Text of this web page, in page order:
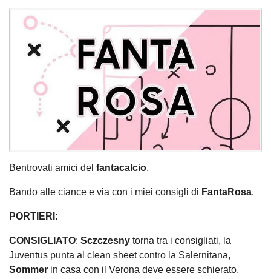
Bentrovati amici del fantacalcio.
Bando alle ciance e via con i miei consigli di FantaRosa.
PORTIERI :
CONSIGLIATO: Sczczesny torna tra i consigliati, la
Juventus punta al clean sheet contro la Salernitana,
Sommer in casa con il Verona deve essere schierato.